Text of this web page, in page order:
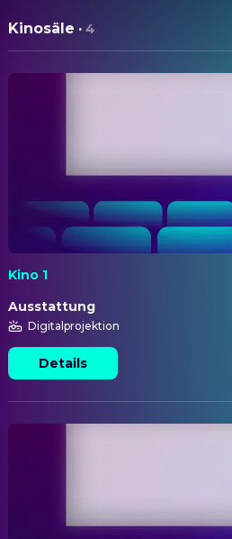
Kinosäle · 4
Kino 1
Ausstattung
Digitalprojektion
Details